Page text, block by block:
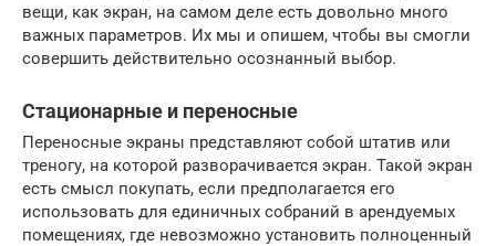
вещи, как экран, на самом деле есть довольно много
важных параметров. Их мы и опишем, чтобы вы смогли
совершить действительно осознанный выбор.
Стационарные и переносные
Переносные экраны представляют собой штатив или
треногу, на которой разворачивается экран. Такой экран
есть смысл покупать, если предполагается его
использовать для единичных собраний в арендуемых
помещениях, где невозможно установить полноценный